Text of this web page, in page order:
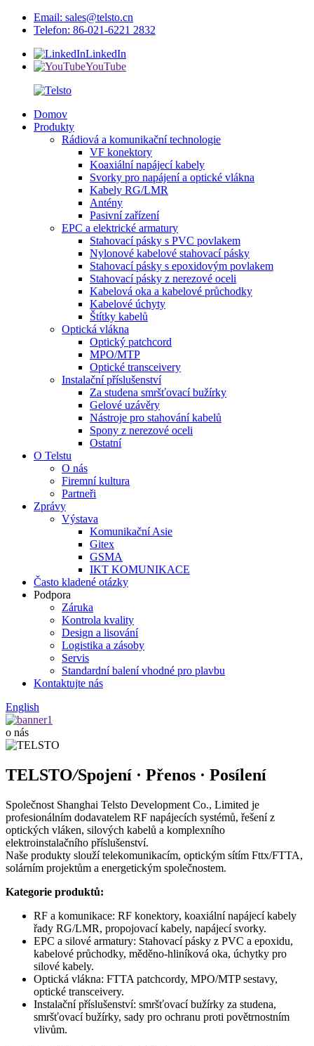
Email: sales@telsto.cn
Telefon: 86-021-6221 2832
LinkedIn
YouTube
Domov
Produkty
Rádiová a komunikační technologie
VF konektory
Koaxiální napájecí kabely
Svorky pro napájení a optické vlákna
Kabely RG/LMR
Antény
Pasivní zařízení
EPC a elektrické armatury
Stahovací pásky s PVC povlakem
Nylonové kabelové stahovací pásky
Stahovací pásky s epoxidovým povlakem
Stahovací pásky z nerezové oceli
Kabelová oka a kabelové průchodky
Kabelové úchyty
Štítky kabelů
Optická vlákna
Optický patchcord
MPO/MTP
Optické transceivery
Instalační příslušenství
Za studena smršťovací bužírky
Gelové uzávěry
Nástroje pro stahování kabelů
Spony z nerezové oceli
Ostatní
O Telstu
O nás
Firemní kultura
Partneři
Zprávy
Výstava
Komunikační Asie
Gitex
GSMA
IKT KOMUNIKACE
Často kladené otázky
Podpora
Záruka
Kontrola kvality
Design a lisování
Logistika a zásoby
Servis
Standardní balení vhodné pro plavbu
Kontaktujte nás
English
o nás
TELSTO/Spojení · Přenos · Posílení
Společnost Shanghai Telsto Development Co., Limited je
profesionálním dodavatelem RF napájecích systémů, řešení z
optických vláken, silových kabelů a komplexního
elektroinstalačního příslušenství.
Naše produkty slouží telekomunikacím, optickým sítím Fttx/FTTA,
solárním projektům a energetickým společnostem.
Kategorie produktů:
RF a komunikace: RF konektory, koaxiální napájecí kabely
řady RG/LMR, propojovací kabely, napájecí svorky.
EPC a silové armatury: Stahovací pásky z PVC a epoxidu,
kabelové průchodky, měděno-hliníková oka, úchytky pro
silové kabely.
Optická vlákna: FTTA patchcordy, MPO/MTP sestavy,
optické transceivery.
Instalační příslušenství: smršťovací bužírky za studena,
smršťovací bužírky, sady pro ochranu proti povětrnostním
vlivům.